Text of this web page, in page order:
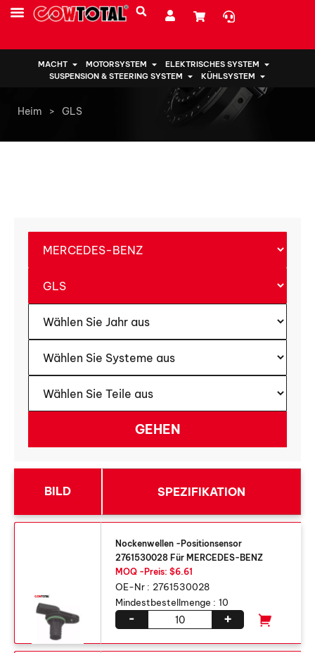
MACHT MOTORSYSTEM
ELEKTRISCHES SYSTEM
SUSPENSION & STEERING SYSTEM
KÜHLSYSTEM
Heim > GLS
BILD SPEZIFIKATION
Nockenwellen -Positionsensor
2761530028 Für MERCEDES-BENZ
MOQ -Preis: $6.61
OE-Nr : 2761530028
Mindestbestellmenge : 10
+
-